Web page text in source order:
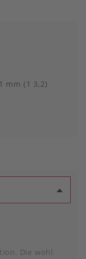
mm (1 3,2)
Die wohl